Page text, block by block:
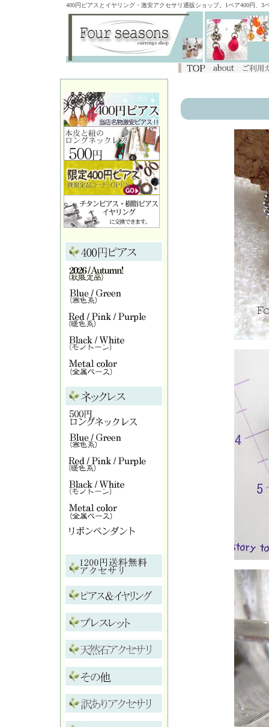
400円ピアスとイヤリング・激安アクセサリ通販ショップ。1ペア400円、